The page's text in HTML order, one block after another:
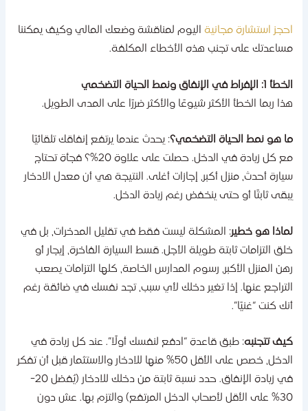
استشارة مجانيةاليوم لمناقشة وضعك المالي وكيف يمكننا
على تجنب هذه الأخطاء المكلفة.
الإفراط في الإنفاق ونمط الحياة التضخمي
ربما الخطأ الأكثر شيوعًا والأكثر ضررًا على المدى الطويل.
هو نمط الحياة التضخمي؟: يحدث عندما يرتفع إنفاقك تلقائيًا
مع كل زيادة في الدخل. حصلت على علاوة 20%؟ فجأة تحتاج
أحدث، منزل أكبر، إجازات أغلى. النتيجة هي أن معدل الادخار
ثابتًا أو حتى ينخفض رغم زيادة الدخل.
هو خطير: المشكلة ليست فقط في تقليل المدخرات، بل في
التزامات ثابتة طويلة الأجل. قسط السيارة الفاخرة، إيجار أو
المنزل الأكبر، رسوم المدارس الخاصة، كلها التزامات يصعب
عنها. إذا تغير دخلك لأي سبب، تجد نفسك في ضائقة رغم
كنت “غنيًا”.
تتجنبه: طبق قاعدة “ادفع لنفسك أولًا”. عند كل زيادة في
الدخل، خصص على الأقل 50% منها للادخار والاستثمار قبل أن تفكر
في زيادة الإنفاق. حدد نسبة ثابتة من دخلك للادخار (يُفضل 20-
30% على الأقل لأصحاب الدخل المرتفع) والتزم بها. عش دون